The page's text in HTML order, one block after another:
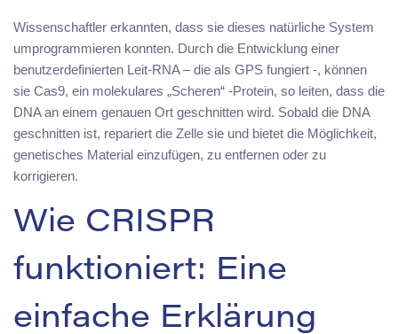
Wissenschaftler erkannten, dass sie dieses natürliche System
umprogrammieren konnten. Durch die Entwicklung einer
benutzerdefinierten Leit-RNA – die als GPS fungiert -, können
sie Cas9, ein molekulares „Scheren“ -Protein, so leiten, dass die
DNA an einem genauen Ort geschnitten wird. Sobald die DNA
geschnitten ist, repariert die Zelle sie und bietet die Möglichkeit,
genetisches Material einzufügen, zu entfernen oder zu
korrigieren.
Wie CRISPR
funktioniert: Eine
einfache Erklärung